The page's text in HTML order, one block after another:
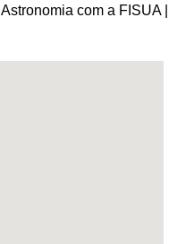
Astronomia com a FISUA |